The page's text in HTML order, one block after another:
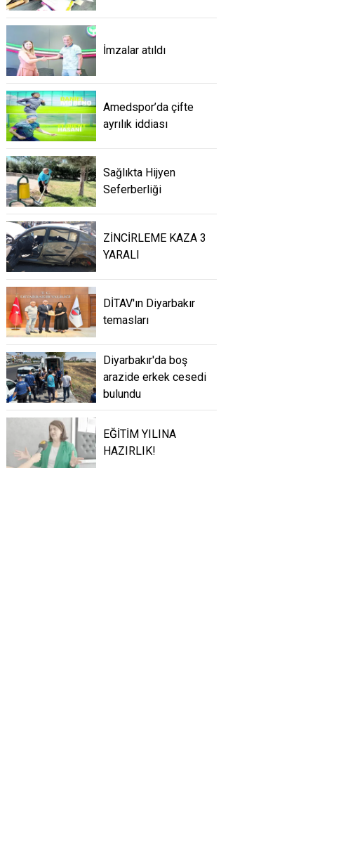
İmzalar atıldı
Amedspor’da çifte
ayrılık iddiası
Sağlıkta Hijyen
Seferberliği
ZİNCİRLEME KAZA 3
YARALI
DİTAV'ın Diyarbakır
temasları
Diyarbakır'da boş
arazide erkek cesedi
bulundu
EĞİTİM YILINA
HAZIRLIK!